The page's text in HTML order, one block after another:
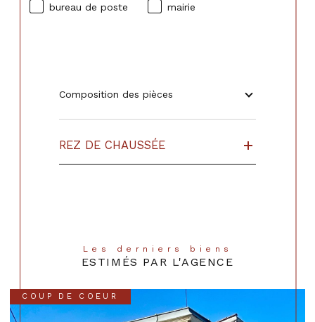
bureau de poste
mairie
Composition des pièces
REZ DE CHAUSSÉE
Les derniers biens
ESTIMÉS PAR L'AGENCE
COUP DE COEUR